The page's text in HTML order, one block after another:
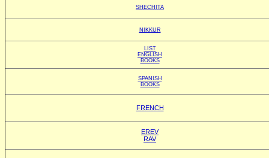
SHECHITA
NIKKUR
LIST
ENGLISH
BOOKS
SPANISH
BOOKS
FRENCH
EREV
RAV